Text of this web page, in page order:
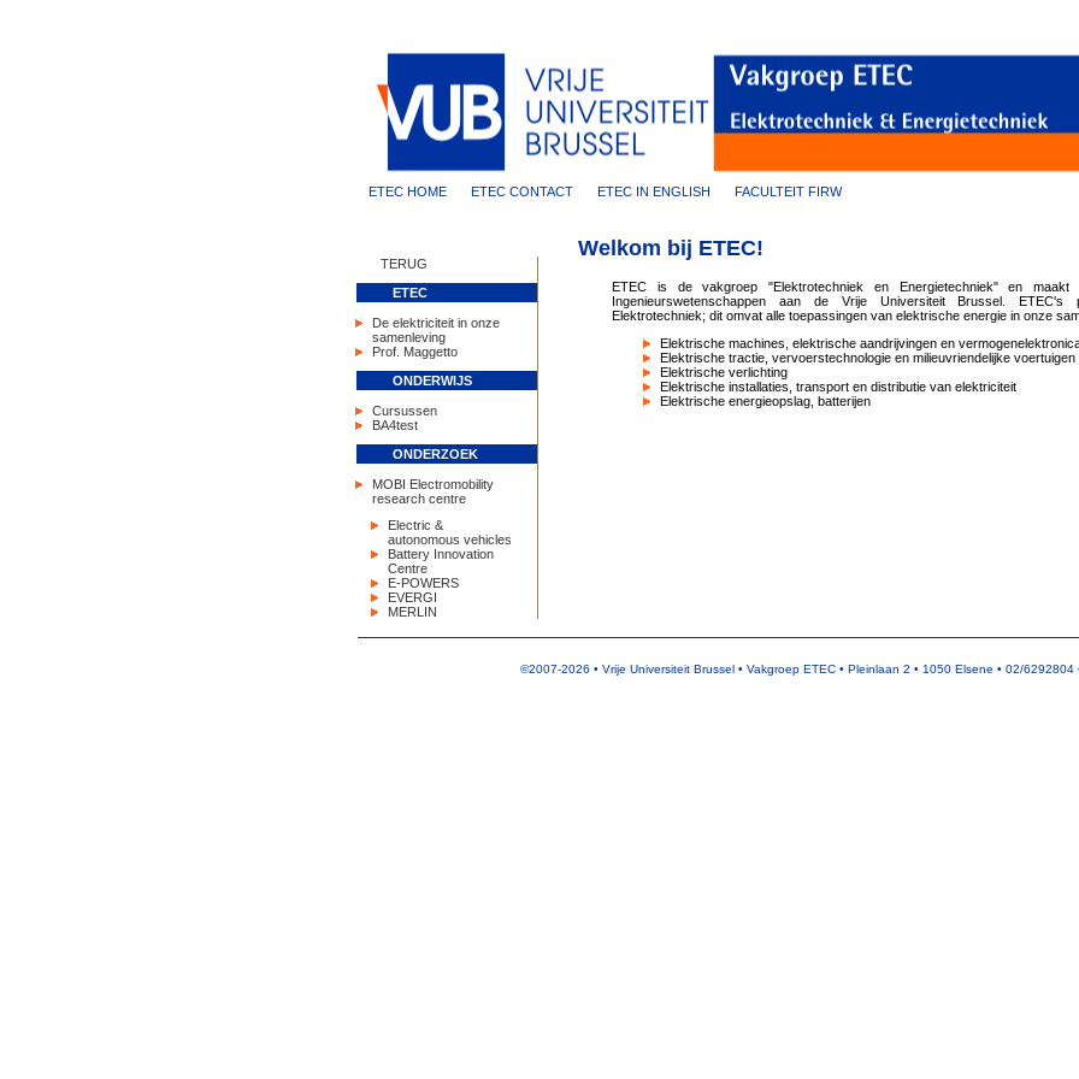
ETEC HOME ETEC CONTACT ETEC IN ENGLISH FACULTEIT FIRW
TERUG
ETEC
De elektriciteit in onze
samenleving
Prof. Maggetto
ONDERWIJS
Cursussen
BA4test
ONDERZOEK
MOBI Electromobility
research centre
Electric &
autonomous vehicles
Battery Innovation
Centre
E-POWERS
EVERGI
MERLIN
Welkom bij ETEC!
ETEC is de vakgroep "Elektrotechniek en Energietechniek" en
Ingenieurswetenschappen aan de Vrije Universiteit Brussel.
Elektrotechniek; dit omvat alle toepassingen van elektrische energie in onze
Elektrische machines, elektrische aandrijvingen en
Elektrische tractie, vervoerstechnologie en milieuvriendelijke voertuigen
Elektrische verlichting
Elektrische installaties, transport en distributie van elektriciteit
Elektrische energieopslag, batterijen
©2007-2026 • Vrije Universiteit Brussel • Vakgroep ETEC • Pleinlaan 2 • 1050 Elsene • 02/6292804